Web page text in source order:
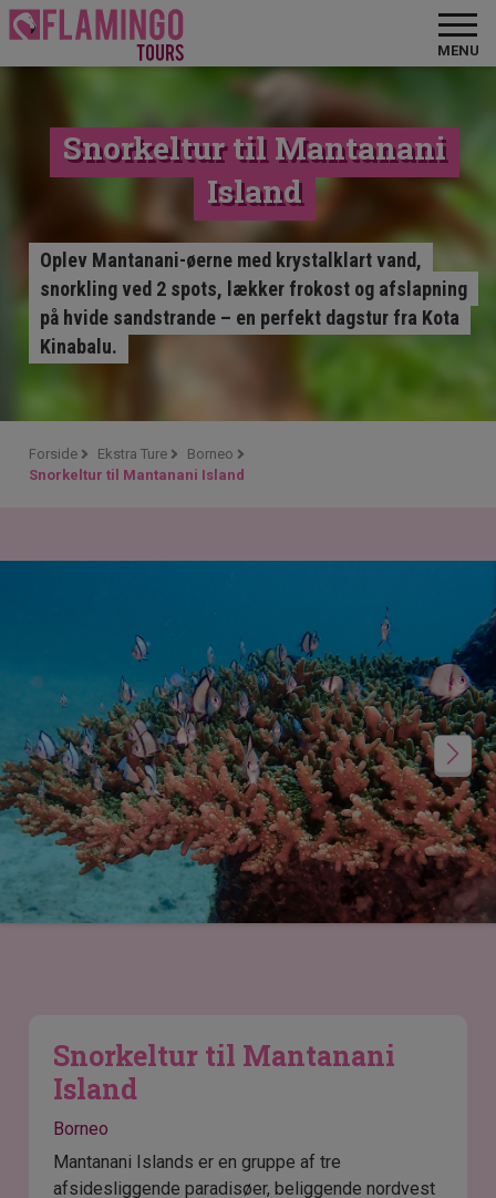
MENU
Snorkeltur til Mantanani
Island
Oplev Mantanani-øerne med krystalklart vand,
snorkling ved 2 spots, lækker frokost og afslapning
på hvide sandstrande – en perfekt dagstur fra Kota
Kinabalu.
Forside Ekstra Ture
Borneo
Snorkeltur til Mantanani Island
Snorkeltur til Mantanani
Island
Borneo
Mantanani Islands er en gruppe af tre
afsidesliggende paradisøer, beliggende nordvest